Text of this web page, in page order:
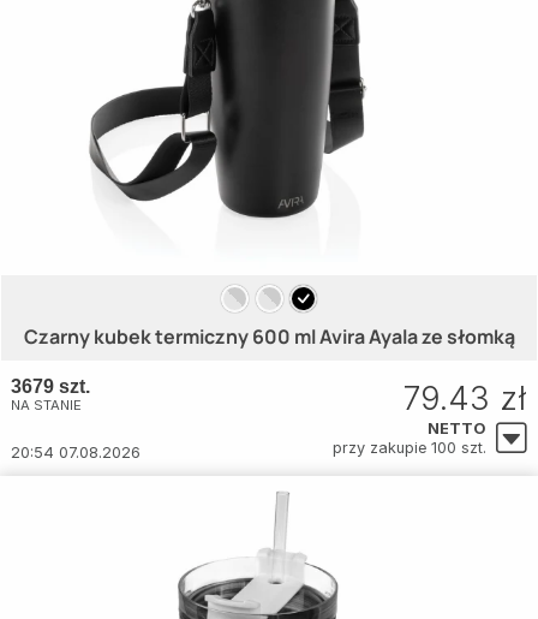
Czarny kubek termiczny 600 ml Avira Ayala ze słomką
3679 szt.
NA STANIE
20:54 07.08.2026
79.43 zł
NETTO
przy zakupie 100 szt.